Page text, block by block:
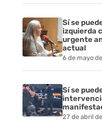
r
t
a
s
a
Sí se
izquierda
urgente
actual
6 de mayo
Sí se
27 de abril